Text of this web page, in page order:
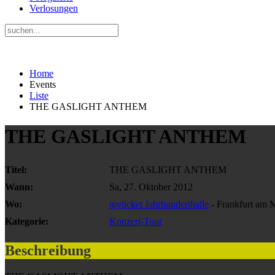
Verlosungen
Home
Events
Liste
THE GASLIGHT ANTHEM
THE GASLIGHT ANTHEM
Titel:
THE GASLIGHT ANTHEM
Wann:
Sa, 27. Oktober 2012
Wo:
myticket Jahrhunderthalle - Frankfurt am
Kategorie:
Konzert-Tour
Beschreibung